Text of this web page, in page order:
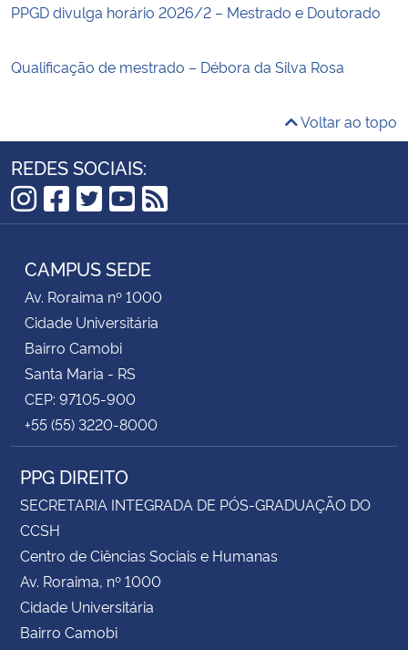
PPGD divulga horário 2026/2 – Mestrado e Doutorado
Qualificação de mestrado – Débora da Silva Rosa
Voltar ao topo
REDES SOCIAIS:
Instagram
Facebook
Twitter
YouTube
RSS
CAMPUS SEDE
Av. Roraima nº 1000
Cidade Universitária
Bairro Camobi
Santa Maria - RS
CEP: 97105-900
+55 (55) 3220-8000
PPG DIREITO
SECRETARIA INTEGRADA DE PÓS-GRADUAÇÃO DO
CCSH
Centro de Ciências Sociais e Humanas
Av. Roraima, nº 1000
Cidade Universitária
Bairro Camobi